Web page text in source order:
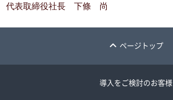
代表取締役社長 下條 尚
ページトップ
導入をご検討のお客様